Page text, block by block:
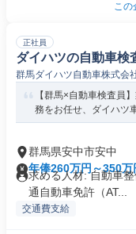
この
正社員
ダイハツの自動車検
群馬ダイハツ自動車株式会
【群馬×自動車検査員
務をお任せ、ダイハツ
群馬県安中市安中
年俸260万円～350万
求める人材: 自動車
通自動車免許（AT...
交通費支給